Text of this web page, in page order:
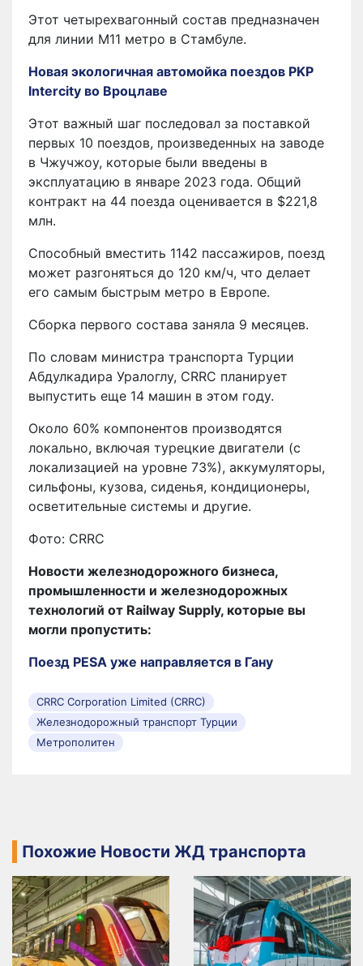
Этот четырехвагонный состав предназначен
для линии M11 метро в Стамбуле.
Новая экологичная автомойка поездов PKP
Intercity во Вроцлаве
Этот важный шаг последовал за поставкой
первых 10 поездов, произведенных на заводе
в Чжучжоу, которые были введены в
эксплуатацию в январе 2023 года. Общий
контракт на 44 поезда оценивается в $221,8
млн.
Способный вместить 1142 пассажиров, поезд
может разгоняться до 120 км/ч, что делает
его самым быстрым метро в Европе.
Сборка первого состава заняла 9 месяцев.
По словам министра транспорта Турции
Абдулкадира Уралоглу, CRRC планирует
выпустить еще 14 машин в этом году.
Около 60% компонентов производятся
локально, включая турецкие двигатели (с
локализацией на уровне 73%), аккумуляторы,
сильфоны, кузова, сиденья, кондиционеры,
осветительные системы и другие.
Фото: CRRC
Новости железнодорожного бизнеса,
промышленности и железнодорожных
технологий от Railway Supply, которые вы
могли пропустить:
Поезд PESA уже направляется в Гану
CRRC Corporation Limited (CRRC)
Железнодорожный транспорт Турции
Метрополитен
Похожие Новости ЖД транспорта